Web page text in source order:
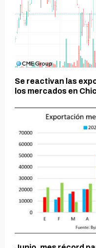
Se reactivan las
los mercados en